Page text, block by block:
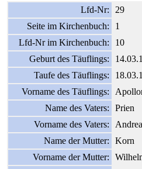
Lfd-Nr:
29
Seite im Kirchenbuch:
1
Lfd-Nr im Kirchenbuch:
10
Geburt des Täuflings:
Taufe des Täuflings:
Vorname des Täuflings:
Name des Vaters:
Prien
Vorname des Vaters:
Name der Mutter:
Korn
Vorname der Mutter: